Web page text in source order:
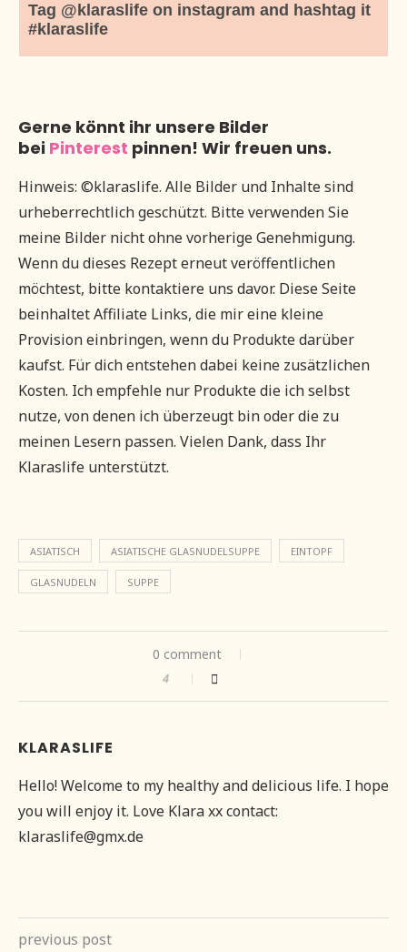
Tag @klaraslife on instagram and hashtag it
#klaraslife
Gerne könnt ihr unsere Bilder
bei Pinterest pinnen! Wir freuen uns.
Hinweis: ©klaraslife. Alle Bilder und Inhalte sind
urheberrechtlich geschützt. Bitte verwenden Sie
meine Bilder nicht ohne vorherige Genehmigung.
Wenn du dieses Rezept erneut veröffentlichen
möchtest, bitte kontaktiere uns davor. Diese Seite
beinhaltet Affiliate Links, die mir eine kleine
Provision einbringen, wenn du Produkte darüber
kaufst. Für dich entstehen dabei keine zusätzlichen
Kosten. Ich empfehle nur Produkte die ich selbst
nutze, von denen ich überzeugt bin oder die zu
meinen Lesern passen. Vielen Dank, dass Ihr
Klaraslife unterstützt.
ASIATISCH ASIATISCHE GLASNUDELSUPPE EINTOPF
GLASNUDELN SUPPE
0 comment
4
KLARASLIFE
Hello! Welcome to my healthy and delicious life. I hope
you will enjoy it. Love Klara xx contact:
klaraslife@gmx.de
previous post